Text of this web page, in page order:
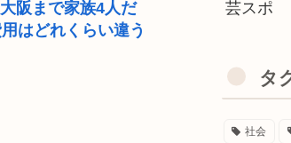
阪まで家族4人だ
はどれくらい違う
芸スポ
タ
社会